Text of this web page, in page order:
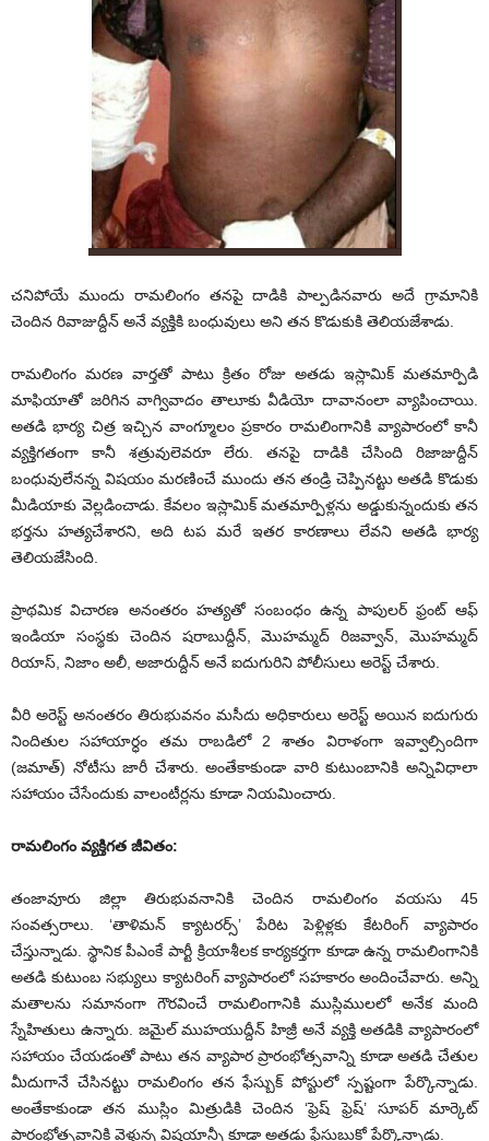
చనిపోయే ముందు రామలింగం తనపై దాడికి పాల్పడినవారు అదే గ్రామానికి
చెందిన రివాజుద్దీన్ అనే వ్యక్తికి బంధువులు అని తన కొడుకుకి తెలియజేశాడు.
రామలింగం మరణ వార్తతో పాటు క్రితం రోజు అతడు ఇస్లామిక్ మతమార్పిడి
మాఫియాతో జరిగిన వాగ్వివాదం తాలూకు వీడియో దావానంలా వ్యాపించాయి.
అతడి భార్య చిత్ర ఇచ్చిన వాంగ్మూలం ప్రకారం రామలింగానికి వ్యాపారంలో కానీ
వ్యక్తిగతంగా కానీ శత్రువులెవరూ లేరు. తనపై దాడికి చేసింది రిజాజుద్దీన్
బంధువులేనన్న విషయం మరణించే ముందు తన తండ్రి చెప్పినట్టు అతడి కొడుకు
మీడియాకు వెల్లడించాడు. కేవలం ఇస్లామిక్ మతమార్పిళ్లను అడ్డుకున్నందుకు తన
భర్తను హత్యచేశారని, అది టప మరే ఇతర కారణాలు లేవని అతడి భార్య
తెలియజేసింది.
ప్రాథమిక విచారణ అనంతరం హత్యతో సంబంధం ఉన్న పాపులర్ ఫ్రంట్ ఆఫ్
ఇండియా సంస్థకు చెందిన షరాబుద్దీన్, మొహమ్మద్ రిజవ్వాన్, మొహమ్మద్
రియాస్, నిజాం అలీ, అజారుద్దీన్ అనే ఐదుగురిని పోలీసులు అరెస్ట్ చేశారు.
వీరి అరెస్ట్ అనంతరం తిరుభువనం మసీదు అధికారులు అరెస్ట్ అయిన ఐదుగురు
నిందితుల సహాయార్ధం తమ రాబడిలో 2 శాతం విరాళంగా ఇవ్వాల్సిందిగా
(జమాత్) నోటీసు జారీ చేశారు. అంతేకాకుండా వారి కుటుంబానికి అన్నివిధాలా
సహాయం చేసేందుకు వాలంటీర్లను కూడా నియమించారు.
రామలింగం వ్యక్తిగత జీవితం:
తంజావూరు జిల్లా తిరుభువనానికి చెందిన రామలింగం వయసు 45
సంవత్సరాలు. ‘తాళిమన్ క్యాటరర్స్’ పేరిట పెళ్లిళ్లకు కేటరింగ్ వ్యాపారం
చేస్తున్నాడు. స్థానిక పీఎంకే పార్టీ క్రియాశీలక కార్యకర్తగా కూడా ఉన్న రామలింగానికి
అతడి కుటుంబ సభ్యులు క్యాటరింగ్ వ్యాపారంలో సహకారం అందించేవారు. అన్ని
మతాలను సమానంగా గౌరవించే రామలింగానికి ముస్లిములలో అనేక మంది
స్నేహితులు ఉన్నారు. జమైల్ ముహయుద్దీన్ హిజ్రీ అనే వ్యక్తి అతడికి వ్యాపారంలో
సహాయం చేయడంతో పాటు తన వ్యాపార ప్రారంభోత్సవాన్ని కూడా అతడి చేతుల
మీదుగానే చేసినట్టు రామలింగం తన ఫేస్బుక్ పోస్టులో స్పష్టంగా పేర్కొన్నాడు.
అంతేకాకుండా తన ముస్లిం మిత్రుడికి చెందిన ‘ఫ్రెష్ ఫ్రెష్’ సూపర్ మార్కెట్
ప్రారంభోత్సవానికి వెళ్తున్న విషయాన్నీ కూడా అతడు ఫేసుబుక్లో పేర్కొన్నాడు.